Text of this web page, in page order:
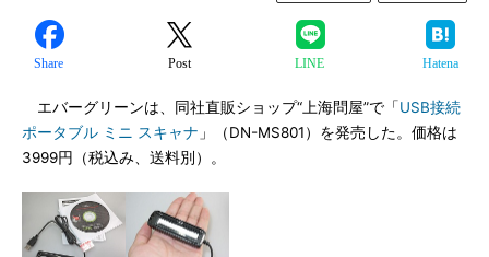
Share Post LINE Hatena
エバーグリーンは、同社直販ショップ“上海問屋”で「USB接続
ポータブル ミニ スキャナ 」（DN-MS801）を発売した。価格は
3999円（税込み、送料別）。